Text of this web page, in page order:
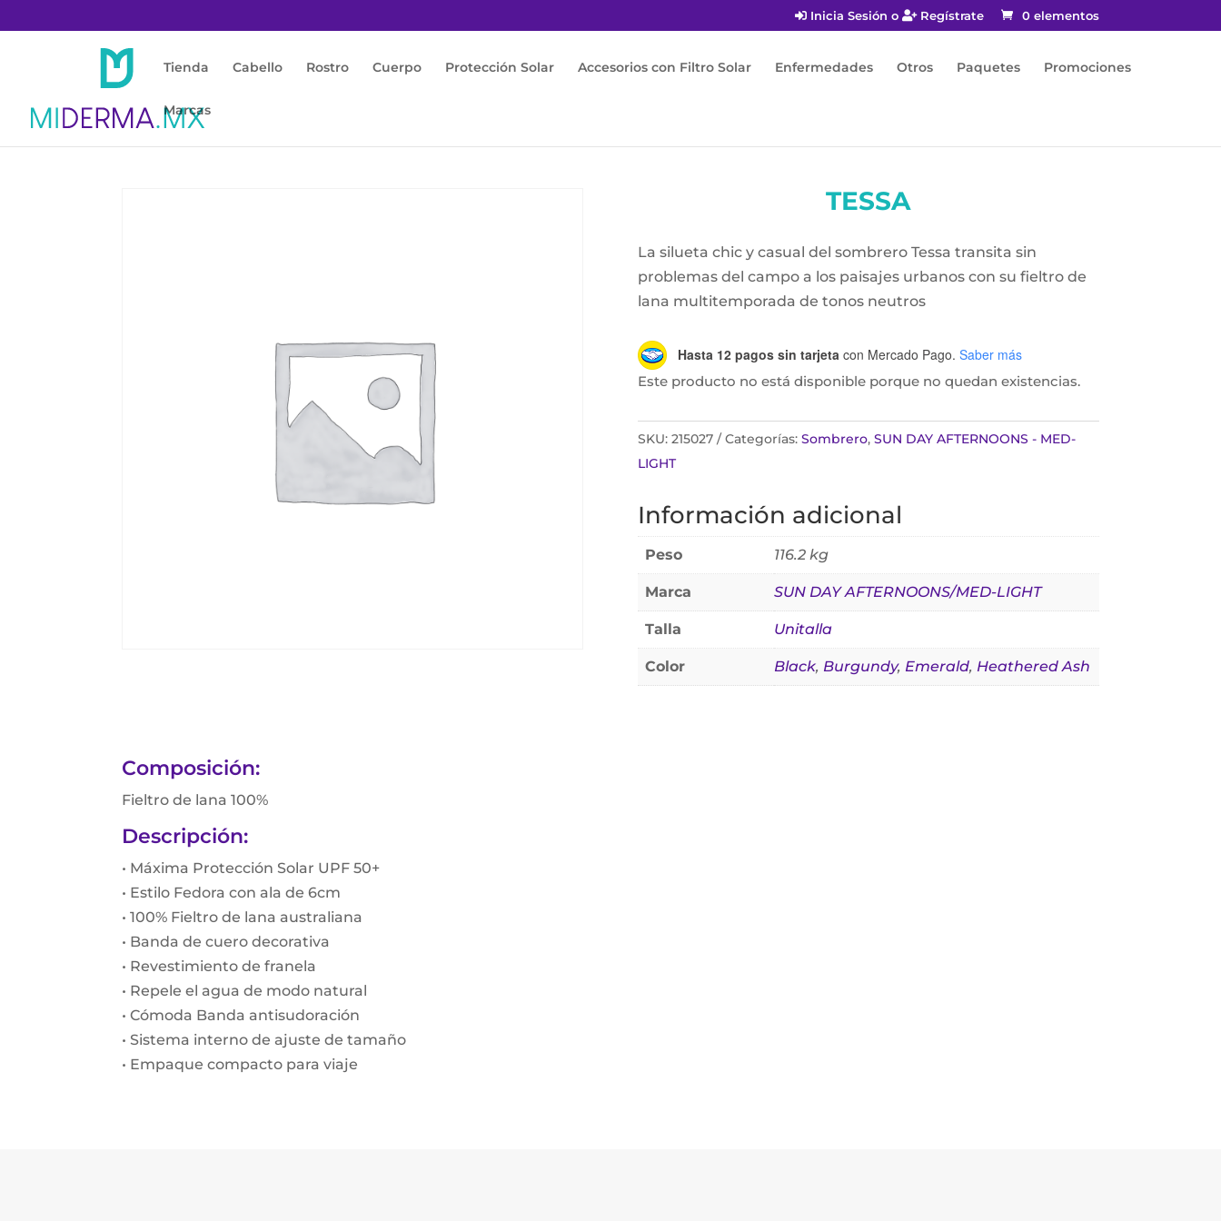
Inicia Sesión o Regístrate 0 elementos
Tienda Cabello Rostro Cuerpo Protección Solar Accesorios con Filtro Solar Enfermedades Otros Paquetes Promociones
Marcas
TESSA
La silueta chic y casual del sombrero Tessa transita sin
problemas del campo a los paisajes urbanos con su fieltro de
lana multitemporada de tonos neutros
Hasta 12 pagos sin tarjetacon Mercado Pago. Saber más
Este producto no está disponible porque no quedan existencias.
SKU: 215027 Categorías: Sombrero, SUN DAY AFTERNOONS - MED-
LIGHT
Información adicional
Peso 116.2 kg
Marca SUN DAY AFTERNOONS/MED-LIGHT
Talla Unitalla
Color Black, Burgundy, Emerald, Heathered Ash
Composición:
Fieltro de lana 100%
Descripción:
• Máxima Protección Solar UPF 50+
• Estilo Fedora con ala de 6cm
• 100% Fieltro de lana australiana
• Banda de cuero decorativa
• Revestimiento de franela
• Repele el agua de modo natural
• Cómoda Banda antisudoración
• Sistema interno de ajuste de tamaño
• Empaque compacto para viaje